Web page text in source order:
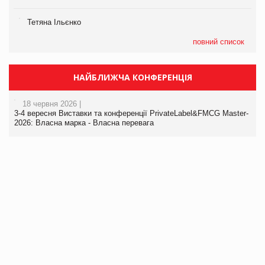
Тетяна Ільєнко
повний список
НАЙБЛИЖЧА КОНФЕРЕНЦІЯ
18 червня 2026 |
3-4 вересня Виставки та конференції PrivateLabel&FMCG Master-
2026: Власна марка - Власна перевага